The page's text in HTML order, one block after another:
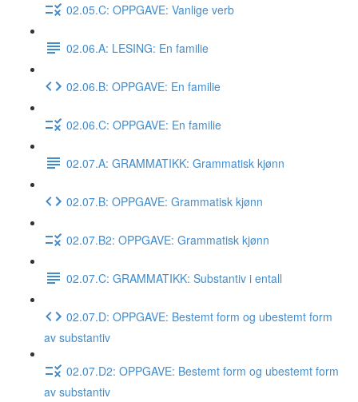
02.05.C: OPPGAVE: Vanlige verb
02.06.A: LESING: En familie
02.06.B: OPPGAVE: En familie
02.06.C: OPPGAVE: En familie
02.07.A: GRAMMATIKK: Grammatisk kjønn
02.07.B: OPPGAVE: Grammatisk kjønn
02.07.B2: OPPGAVE: Grammatisk kjønn
02.07.C: GRAMMATIKK: Substantiv i entall
02.07.D: OPPGAVE: Bestemt form og ubestemt form
av substantiv
02.07.D2: OPPGAVE: Bestemt form og ubestemt form
av substantiv